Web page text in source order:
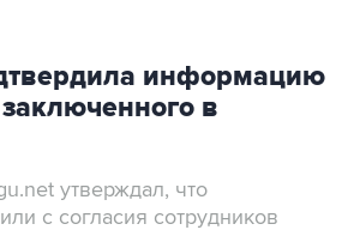
информацию
в
утверждал, что
с согласия сотрудников